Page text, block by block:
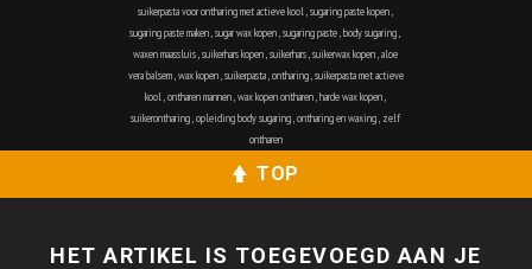
suikerpasta voor ontharing met actieve kool,sugaring paste kopen,
sugaring paste maken,sugar wax kopen,sugaring paste,body sugaring,
waxen maassluis,suikerhars kopen,suikerhars,suikerwax kopen,aloe
vera balsem,wax kopen,suikerpasta,ontharing,suikerpasta met actieve
kool,ontharen mannen,wax kopen ontharen,harde wax kopen,
suikerontharing,opleiding body sugaring,ontharing en waxing, zelf
ontharen
TOP
HET ARTIKEL IS TOEGEVOEGD AAN JE